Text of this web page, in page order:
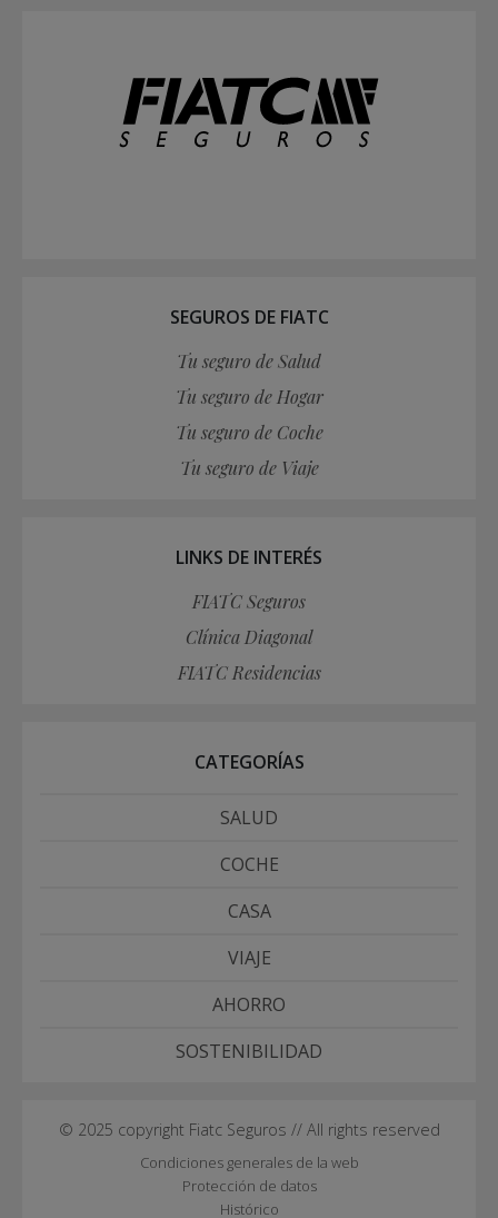
SEGUROS DE FIATC
Tu seguro de Salud
Tu seguro de Hogar
Tu seguro de Coche
Tu seguro de Viaje
LINKS DE INTERÉS
FIATC Seguros
Clínica Diagonal
FIATC Residencias
CATEGORÍAS
SALUD
COCHE
CASA
VIAJE
AHORRO
SOSTENIBILIDAD
© 2025 copyright Fiatc Seguros // All rights reserved
Condiciones generales de la web
Protección de datos
Histórico